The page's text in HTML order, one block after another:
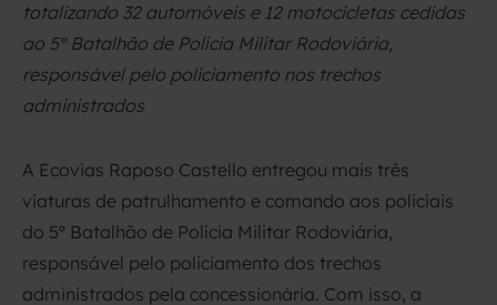
totalizando 32 automóveis e 12 motocicletas cedidas
ao 5º Batalhão de Polícia Militar Rodoviária,
responsável pelo policiamento nos trechos
administrados
A Ecovias Raposo Castello entregou mais três
viaturas de patrulhamento e comando aos policiais
do 5º Batalhão de Polícia Militar Rodoviária,
responsável pelo policiamento dos trechos
administrados pela concessionária. Com isso, a